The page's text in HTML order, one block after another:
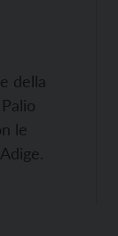
della
le